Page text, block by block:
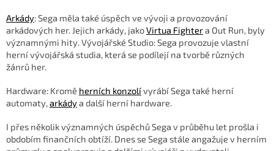
Arkády: Sega měla také úspěch ve vývoji a provozování
arkádových her. Jejich arkády, jakoVirtua Fightera Out Run, byly
významnými hity. Vývojářské Studio: Sega provozuje vlastní
herní vývojářská studia, která se podílejí na tvorbě různých
žánrů her.
Hardware: Kromě herních konzolívyrábí Sega také herní
automaty,arkádya další herní hardware.
I přes několik významných úspěchů Sega v průběhu let prošla i
obdobím finančních obtíží. Dnes se Sega stále angažuje v herním